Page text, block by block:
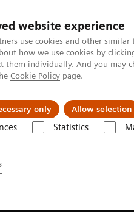
website experience
use cookies and other
how we use cookies by
them individually. And you may
Cookie Policy page.
only Allow selection
Statistics
Retos y